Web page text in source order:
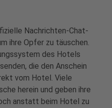
Nachrichten-Chat-
ihre Opfer zu täuschen.
des Hotels
die den Anschein
vom Hotel. Viele
herein und geben ihre
anstatt beim Hotel zu